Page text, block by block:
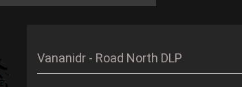
Passwort vergessen?
Vananidr - Road North DLP